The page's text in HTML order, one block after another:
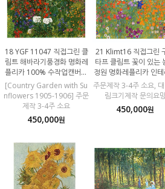
18 YGF 11047 직접그린 클
림트 해바라기풍경화 명화레
플리카 100% 수작업캔버스
유화 모사화
[Country Garden with Su
nflowers 1905-1906] 주문
제작 3-4주 소요
450,000원
21 Klimt16 직접그린
타프 클림트 꽃이 있는
정원 명화레플리카 인테
그림 100% 수작업 캔
화 모사화
주문제작 3-4주 소요,
림크기제작 문의요
450,000원